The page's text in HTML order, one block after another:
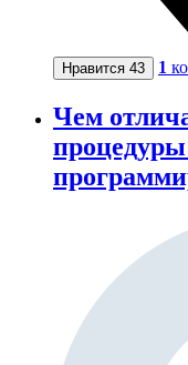
Нравится 43 1
Чем